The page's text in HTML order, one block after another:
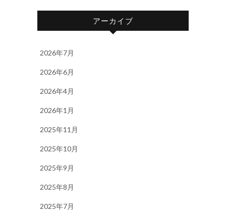
アーカイブ
2026年7月
2026年6月
2026年4月
2026年1月
2025年11月
2025年10月
2025年9月
2025年8月
2025年7月